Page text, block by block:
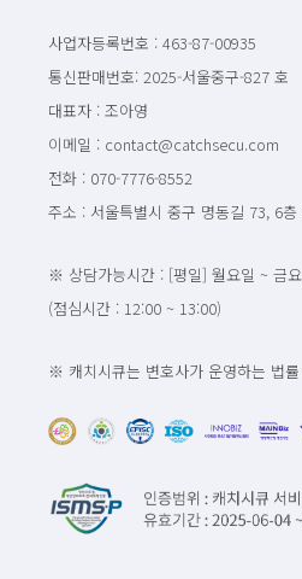
사업자등록번호 : 463-87-00935
통신판매번호: 2025-서울중구-827 호
대표자 : 조아영
이메일 : contact@catchsecu.com
전화 : 070-7776-8552
주소 : 서울특별시 중구 명동길 73, 6
※ 상담가능시간 : [평일] 월요일 ~ 금
(점심시간 : 12:00 ~ 13:00)
※ 캐치시큐는 변호사가 운영하는 법